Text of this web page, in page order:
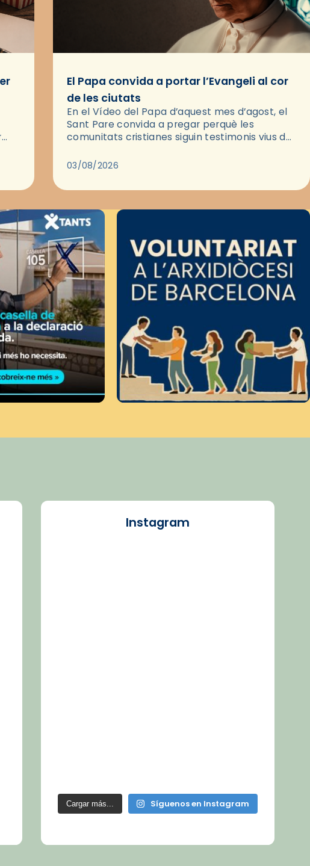
El Papa convida a portar l’Evangeli al cor
de les ciutats
En el Vídeo del Papa d’aquest mes d’agost, el
Sant Pare convida a pregar perquè les
comunitats cristianes siguin testimonis vius de
pregària, el…
03/08/2026
Instagram
Cargar más... Síguenos en Instagram